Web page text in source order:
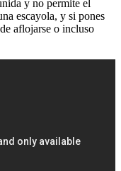
y no permite el
escayola, y si pones
aflojarse o incluso